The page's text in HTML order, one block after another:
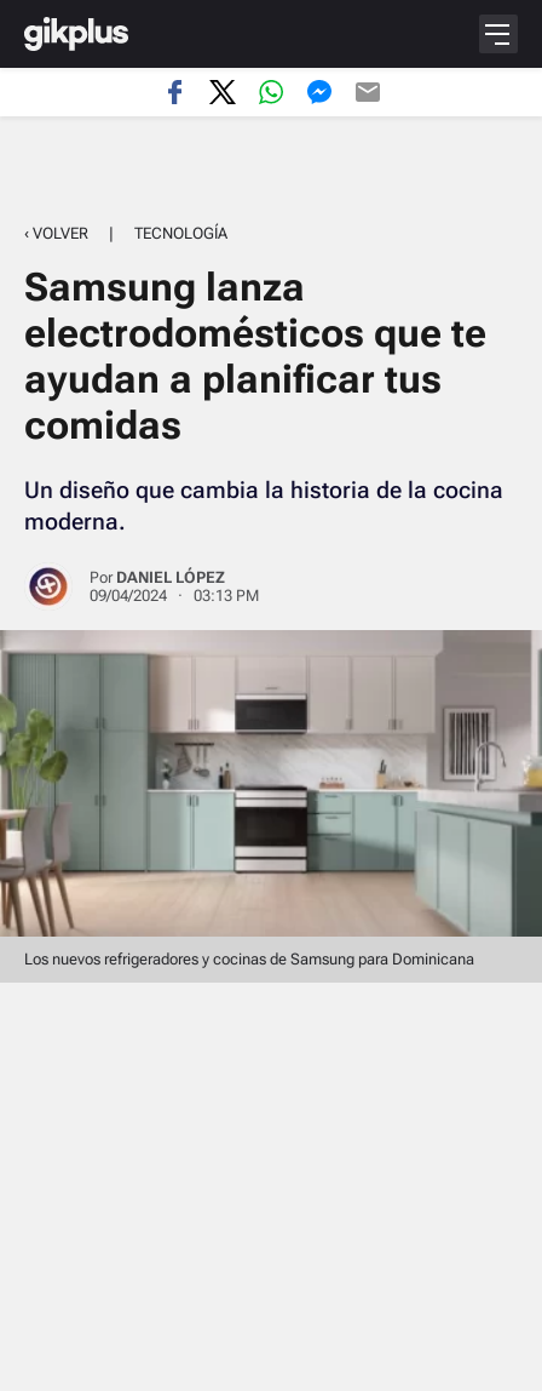
‹ VOLVER | TECNOLOGÍA
Samsung lanza
electrodomésticos que te
ayudan a planificar tus
comidas
Un diseño que cambia la historia de la cocina
moderna.
Por DANIEL LÓPEZ
09/04/2024 · 03:13 PM
Los nuevos refrigeradores y cocinas de Samsung para Dominicana